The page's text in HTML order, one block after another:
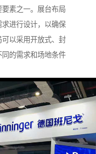
素之一。展台布局
进行设计，以确保
以采用开放式、封
的需求和场地条件